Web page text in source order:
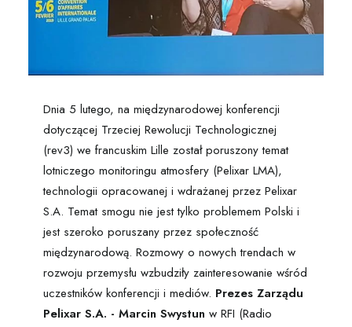
Dnia 5 lutego, na międzynarodowej konferencji
dotyczącej Trzeciej Rewolucji Technologicznej
(rev3) we francuskim Lille został poruszony temat
lotniczego monitoringu atmosfery (Pelixar LMA),
technologii opracowanej i wdrażanej przez Pelixar
S.A. Temat smogu nie jest tylko problemem Polski i
jest szeroko poruszany przez społeczność
międzynarodową. Rozmowy o nowych trendach w
rozwoju przemysłu wzbudziły zainteresowanie wśród
uczestników konferencji i mediów. Prezes Zarządu
Pelixar S.A. - Marcin Swystun w RFI (Radio